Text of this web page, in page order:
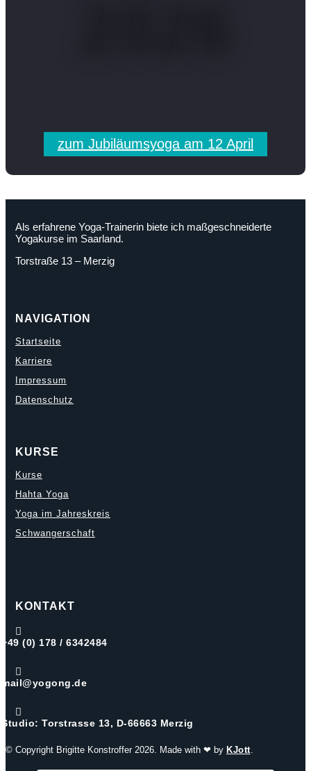
zum Jubiläumsyoga am 12 April
Als erfahrene Yoga-Trainerin biete ich maßgeschneiderte
Yogakurse im Saarland.
Torstraße 13 – Merzig
NAVIGATION
Startseite
Karriere
Impressum
Datenschutz
KURSE
Kurse
Hahta Yoga
Yoga im Jahreskreis
Schwangerschaft
KONTAKT

+49 (0) 178 / 6342484

mail@yogong.de

Studio: Torstrasse 13, D-66663 Merzig
© Copyright Brigitte Konstroffer 2026. Made with ❤ by KJott